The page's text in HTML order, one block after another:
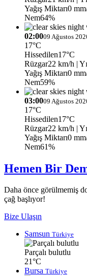
Yağış Miktarı0
Nem64%
02:0009 Ağustos
17°C
Hissedilen17°C
Rüzgar22 km/h |
Yağış Miktarı0
Nem59%
03:0009 Ağustos
17°C
Hissedilen17°C
Rüzgar22 km/h |
Yağış Miktarı0
Nem61%
Hemen Bir
Daha önce görülmemiş
çağ başlıyor!
Bize Ulaşın
Samsun Türkiye
Parçalı bulutlu
21°C
Bursa Türkiye